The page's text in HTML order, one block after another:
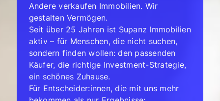
Andere verkaufen Immobilien. Wir
gestalten Vermögen.
Seit über 25 Jahren ist Supanz Immobilien
aktiv – für Menschen, die nicht suchen,
sondern finden wollen: den passenden
Käufer, die richtige Investment-Strategie,
ein schönes Zuhause.
Für Entscheider:innen, die mit uns mehr